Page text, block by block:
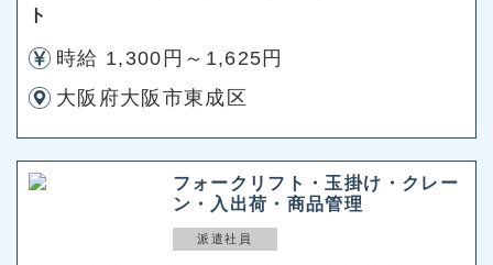
ト
時給 1,300円～1,625円
大阪府大阪市東成区
フォークリフト・玉掛け・クレー
ン・入出荷・商品管理
派遣社員